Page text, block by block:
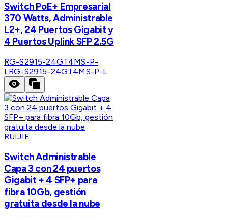
Switch PoE+ Empresarial
370 Watts, Administrable
L2+, 24 Puertos Gigabit y
4 Puertos Uplink SFP 2.5G
RG-S2915-24GT4MS-P-
LRG-S2915-24GT4MS-P-L
RUIJIE
Switch Administrable
Capa 3 con 24 puertos
Gigabit + 4 SFP+ para
fibra 10Gb, gestión
gratuita desde la nube